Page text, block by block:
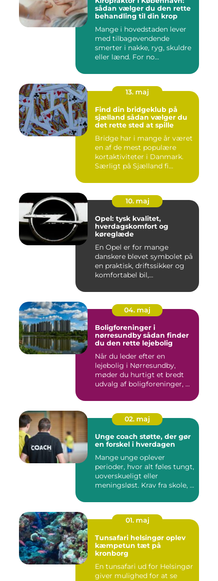
sådan vælger du den rette
behandling til din krop
Mange i hovedstaden lever
med tilbagevendende
smerter i nakke, ryg, skuldre
eller lænd. For no...
13. maj
Find din bridgeklub på
sjælland sådan vælger du
det rette sted at spille
Bridge har i mange år været
en af de mest populære
kortaktiviteter i Danmark.
Særligt på Sjælland fi...
10. maj
Opel: tysk kvalitet,
hverdagskomfort og
køreglæde
En Opel er for mange
danskere blevet symbolet på
en praktisk, driftssikker og
komfortabel bil,...
04. maj
Boligforeninger i
nørresundby sådan finder
du den rette lejebolig
Når du leder efter en
lejebolig i Nørresundby,
møder du hurtigt et bredt
udvalg af boligforeninger, ...
02. maj
Unge coach støtte, der gør
en forskel i hverdagen
Mange unge oplever
perioder, hvor alt føles tungt,
uoverskueligt eller
meningsløst. Krav fra skole, ...
01. maj
Tunsafari helsingør oplev
kæmpetun tæt på
kronborg
En tunsafari ud for Helsingør
giver mulighed for at se